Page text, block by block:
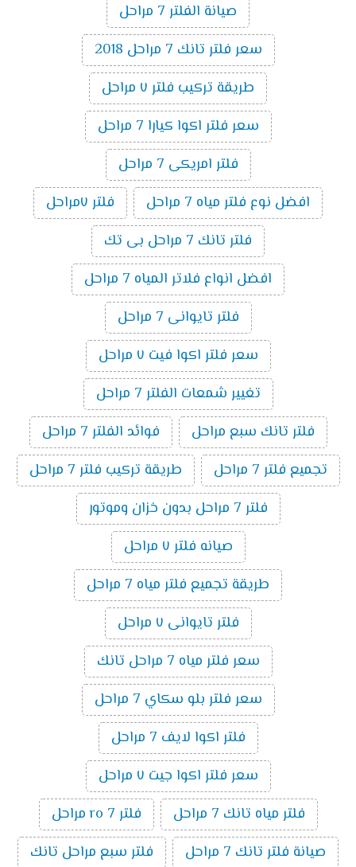
صيانة الفلتر 7 مراحل
سعر فلتر تانك 7 مراحل 2018
طريقة تركيب فلتر ٧ مراحل
سعر فلتر اكوا كيارا 7 مراحل
فلتر امريكى 7 مراحل
افضل نوع فلتر مياه 7 مراحل
فلتر ٧مراحل
فلتر تانك 7 مراحل بى تك
افضل انواع فلاتر المياه 7 مراحل
فلتر تايوانى 7 مراحل
سعر فلتر اكوا فيت ٧ مراحل
تغيير شمعات الفلتر 7 مراحل
فلتر تانك سبع مراحل
فوائد الفلتر 7 مراحل
تجميع فلتر 7 مراحل
طريقة تركيب فلتر 7 مراحل
فلتر 7 مراحل بدون خزان وموتور
صيانه فلتر ٧ مراحل
طريقة تجميع فلتر مياه 7 مراحل
فلتر تايوانى ٧ مراحل
سعر فلتر مياه 7 مراحل تانك
سعر فلتر بلو سكاي 7 مراحل
فلتر اكوا لايف 7 مراحل
سعر فلتر اكوا جيت ٧ مراحل
فلتر مياه تانك 7 مراحل
فلتر ro 7 مراحل
صيانة فلتر تانك 7 مراحل
فلتر سبع مراحل تانك